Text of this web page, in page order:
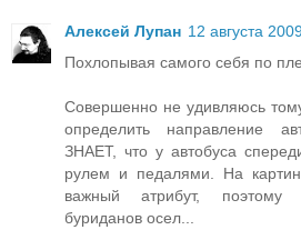
Алексей Лупан 12 августа
Похлопывая самого себя по
Совершенно не удивляюсь
определить направление
ЗНАЕТ, что у автобуса
рулем и педалями. На
важный атрибут, поэтому
буриданов осел...